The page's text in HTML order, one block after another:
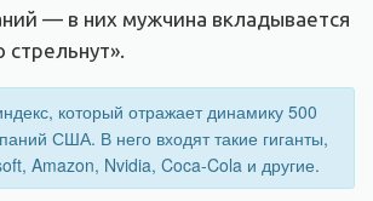
— в них мужчина вкладывается
который отражает динамику 500
США. В него входят такие гиганты,
Amazon, Nvidia, Coca-Cola и другие.